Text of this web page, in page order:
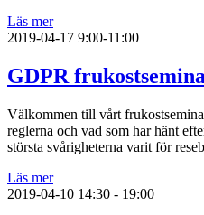
Läs mer
2019-04-17 9:00-11:00
GDPR
Välkommen till vårt
reglerna och vad som har hänt
största svårigheterna varit för
Läs mer
2019-04-10 14:30 - 19:00